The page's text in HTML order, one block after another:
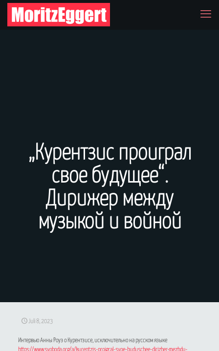
„Курентзис проиграл
свое будущее“.
Дирижер между
музыкой и войной
Juli 8, 2023
Интервью Анны Роуз о Курентзисе, исключительно на русском языке